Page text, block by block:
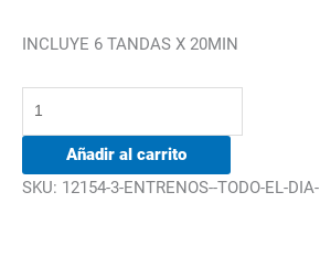
INCLUYE 6 TANDAS X 20MIN
Añadir al carrito
SKU: 12154-3-ENTRENOS--TODO-EL-DIA-